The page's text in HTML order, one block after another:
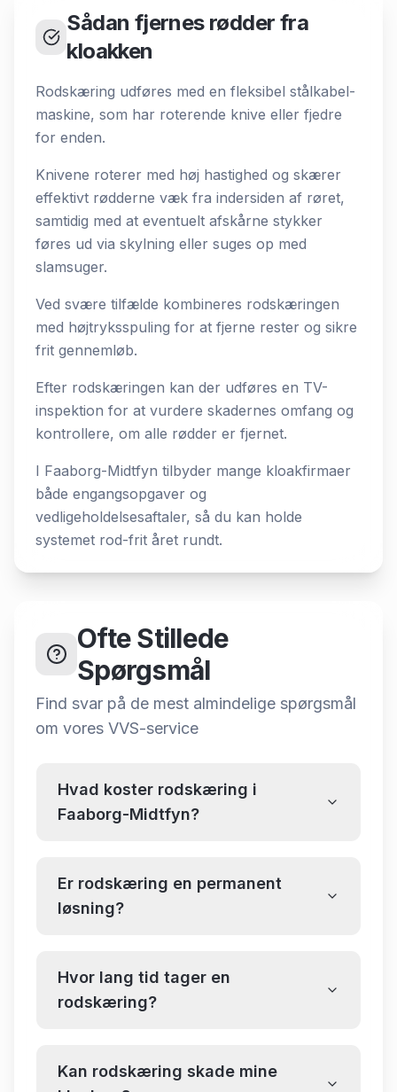
Sådan fjernes rødder fra
kloakken
Rodskæring udføres med en fleksibel stålkabel-
maskine, som har roterende knive eller fjedre
for enden.
Knivene roterer med høj hastighed og skærer
effektivt rødderne væk fra indersiden af røret,
samtidig med at eventuelt afskårne stykker
føres ud via skylning eller suges op med
slamsuger.
Ved svære tilfælde kombineres rodskæringen
med højtryksspuling for at fjerne rester og sikre
frit gennemløb.
Efter rodskæringen kan der udføres en TV-
inspektion for at vurdere skadernes omfang og
kontrollere, om alle rødder er fjernet.
I Faaborg-Midtfyn tilbyder mange kloakfirmaer
både engangsopgaver og
vedligeholdelsesaftaler, så du kan holde
systemet rod-frit året rundt.
Ofte Stillede
Spørgsmål
Find svar på de mest almindelige spørgsmål
om vores VVS-service
Hvad koster rodskæring i
Faaborg-Midtfyn?
Er rodskæring en permanent
løsning?
Hvor lang tid tager en
rodskæring?
Kan rodskæring skade mine